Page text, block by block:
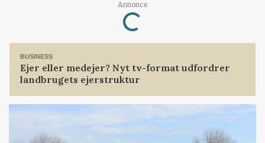
Annonce
Loading...
BUSINESS
Ejer eller medejer? Nyt tv-format udfordrer
landbrugets ejerstruktur